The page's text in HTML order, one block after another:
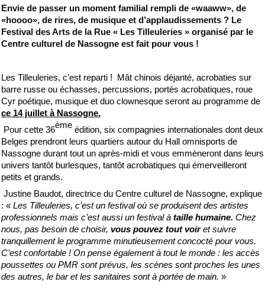
Envie de passer un moment familial rempli de «waaww», de
«hoooo», de rires, de musique et d’applaudissements ? Le
Festival des Arts de la Rue « Les Tilleuleries » organisé par le
Centre culturel de Nassogne est fait pour vous !
Les Tilleuleries, c’est reparti ! Mât chinois déjanté, acrobaties sur
barre russe ou échasses, percussions, portés acrobatiques, roue
Cyr poétique, musique et duo clownesque seront au programme de
ce 14 juillet à Nassogne.
Pour cette 36ème édition, six compagnies internationales dont deux
Belges prendront leurs quartiers autour du Hall omnisports de
Nassogne durant tout un après-midi et vous emmèneront dans leurs
univers tantôt burlesques, tantôt acrobatiques qui émerveilleront
petits et grands.
Justine Baudot, directrice du Centre culturel de Nassogne, explique
: « Les Tilleuleries, c’est un festival où se produisent des artistes
professionnels mais c’est aussi un festival à taille humaine. Chez
nous, pas besoin de choisir, vous pouvez tout voiret suivre
tranquillement le programme minutieusement concocté pour vous.
C’est confortable ! On pense également à tout le monde : les accès
poussettes ou PMR sont prévus, les scènes sont proches les unes
des autres, le bar et les sanitaires sont à portée de main. »